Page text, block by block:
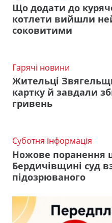
Що додати до
котлети вийшли
соковитими
Гарячі новини
Жительці
картку й завдали
гривень
Суботня інформація
Ножове поранення
Бердичівщині суд
підозрюваного